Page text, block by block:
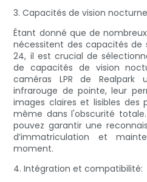
3. Capacités de vision
Étant donné que de
nécessitent des capacités de
24, il est crucial de
de capacités de vision
caméras LPR de Realpark
infrarouge de pointe, leur
images claires et lisibles des
même dans l'obscurité
pouvez garantir une
d’immatriculation et
moment.
4. Intégration et compatibilité: